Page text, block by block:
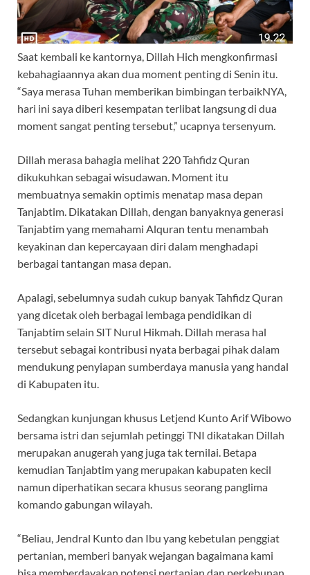
Saat kembali ke kantornya, Dillah Hich mengkonfirmasi
kebahagiaannya akan dua moment penting di Senin itu.
“Saya merasa Tuhan memberikan bimbingan terbaikNYA,
hari ini saya diberi kesempatan terlibat langsung di dua
moment sangat penting tersebut,” ucapnya tersenyum.
Dillah merasa bahagia melihat 220 Tahfidz Quran
dikukuhkan sebagai wisudawan. Moment itu
membuatnya semakin optimis menatap masa depan
Tanjabtim. Dikatakan Dillah, dengan banyaknya generasi
Tanjabtim yang memahami Alquran tentu menambah
keyakinan dan kepercayaan diri dalam menghadapi
berbagai tantangan masa depan.
Apalagi, sebelumnya sudah cukup banyak Tahfidz Quran
yang dicetak oleh berbagai lembaga pendidikan di
Tanjabtim selain SIT Nurul Hikmah. Dillah merasa hal
tersebut sebagai kontribusi nyata berbagai pihak dalam
mendukung penyiapan sumberdaya manusia yang handal
di Kabupaten itu.
Sedangkan kunjungan khusus Letjend Kunto Arif Wibowo
bersama istri dan sejumlah petinggi TNI dikatakan Dillah
merupakan anugerah yang juga tak ternilai. Betapa
kemudian Tanjabtim yang merupakan kabupaten kecil
namun diperhatikan secara khusus seorang panglima
komando gabungan wilayah.
“Beliau, Jendral Kunto dan Ibu yang kebetulan penggiat
pertanian, memberi banyak wejangan bagaimana kami
bisa memberdayakan potensi pertanian dan perkebunan